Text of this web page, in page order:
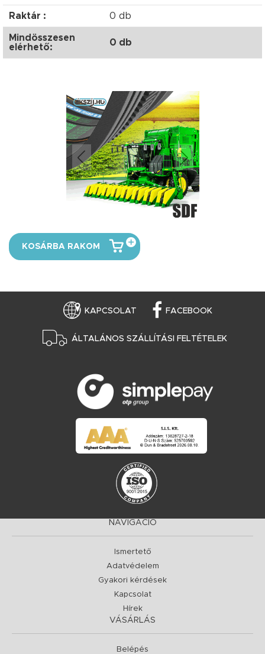
Raktár : 0 db
Mindösszesen
elérhető:
0 db
KOSÁRBA RAKOM
KAPCSOLAT FACEBOOK
ÁLTALÁNOS SZÁLLÍTÁSI FELTÉTELEK
NAVIGÁCIÓ
Ismertető
Adatvédelem
Gyakori kérdések
Kapcsolat
Hírek
VÁSÁRLÁS
Belépés